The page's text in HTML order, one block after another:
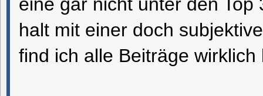
halt mit einer doch
find ich alle Beiträge wirklich